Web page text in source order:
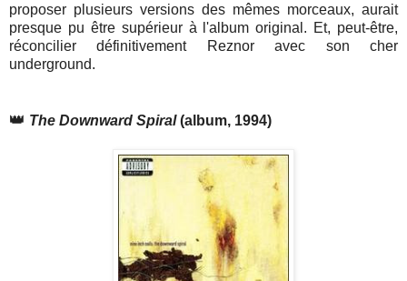
proposer plusieurs versions des mêmes morceaux, aurait
presque pu être supérieur à l'album original. Et, peut-être,
réconcilier définitivement Reznor avec son cher
underground.
👑 The Downward Spiral(album, 1994)